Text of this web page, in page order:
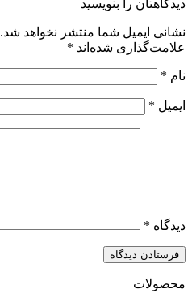
دیدگاهتان را بنویسید
نشانی ایمیل شما منتشر نخواهد شد.
علامت‌گذاری شده‌اند *
نام *
ایمیل *
دیدگاه *
محصولات